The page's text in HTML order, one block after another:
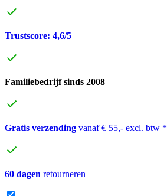
Trustscore: 4,6/5
Familiebedrijf sinds 2008
Gratis verzending vanaf € 55,- excl. btw *
60 dagen retourneren